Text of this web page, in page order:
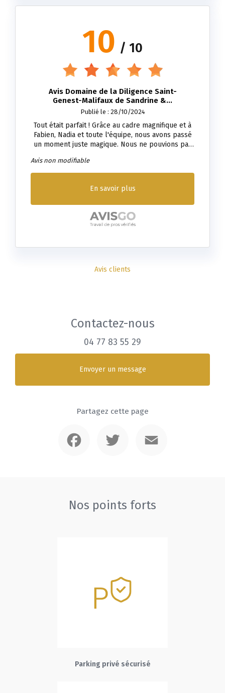
10 / 10
Avis Domaine de la Diligence Saint-
Genest-Malifaux de Sandrine &...
Publié le : 28/10/2024
Tout était parfait ! Grâce au cadre magnifique et à
Fabien, Nadia et toute l'équipe, nous avons passé
un moment juste magique. Nous ne pouvions pas
Avis non modifiable
En savoir plus
Avis clients
Contactez-nous
04 77 83 55 29
Envoyer un message
Partagez cette page
Nos points forts
Parking privé sécurisé